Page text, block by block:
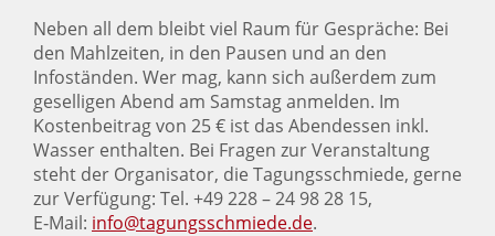
Neben all dem bleibt viel Raum für Gespräche: Bei
den Mahlzeiten, in den Pausen und an den
Infoständen. Wer mag, kann sich außerdem zum
geselligen Abend am Samstag anmelden. Im
Kostenbeitrag von 25 € ist das Abendessen inkl.
Wasser enthalten. Bei Fragen zur Veranstaltung
steht der Organisator, die Tagungsschmiede, gerne
zur Verfügung: Tel. +49 228 – 24 98 28 15,
E‑Mail: info@tagungsschmiede.de.